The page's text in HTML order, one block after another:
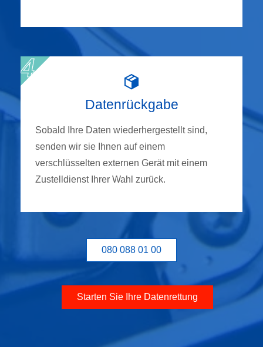
Datenrückgabe
Sobald Ihre Daten wiederhergestellt sind,
senden wir sie Ihnen auf einem
verschlüsselten externen Gerät mit einem
Zustelldienst Ihrer Wahl zurück.
080 088 01 00
Starten Sie Ihre Datenrettung